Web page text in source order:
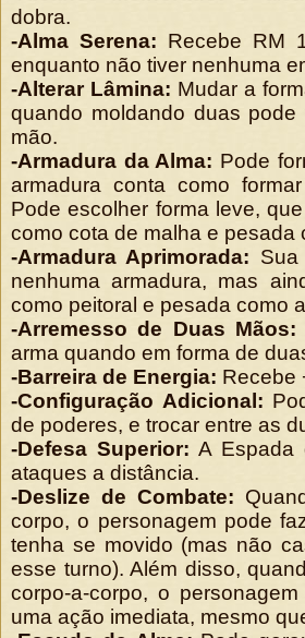
dobra.
-Alma Serena: Recebe RM
enquanto não tiver nenhuma
-Alterar Lâmina: Mudar a
quando moldando duas
mão.
-Armadura da Alma: Pode
armadura conta como
Pode escolher forma leve,
como cota de malha e pesada
-Armadura Aprimorada:
nenhuma armadura, mas
como peitoral e pesada como
-Arremesso de Duas Mãos:
arma quando em forma de
-Barreira de Energia: Recebe
-Configuração Adicional:
de poderes, e trocar entre as
-Defesa Superior: A Espada
ataques a distância.
-Deslize de Combate:
corpo, o personagem pode
tenha se movido (mas não
esse turno). Além disso,
corpo-a-corpo, o
uma ação imediata, mesmo